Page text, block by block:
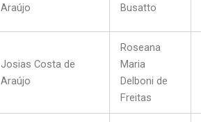
Araújo
Busatto
Josias Costa de
Araújo
Roseana
Maria
Delboni de
Freitas